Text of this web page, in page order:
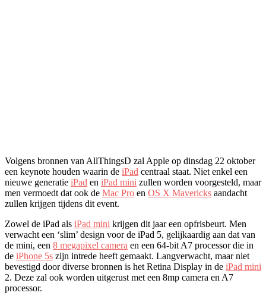
Volgens bronnen van AllThingsD zal Apple op dinsdag 22 oktober
een keynote houden waarin de iPad centraal staat. Niet enkel een
nieuwe generatie iPad en iPad mini zullen worden voorgesteld, maar
men vermoedt dat ook de Mac Pro en OS X Mavericks aandacht
zullen krijgen tijdens dit event.
Zowel de iPad als iPad mini krijgen dit jaar een opfrisbeurt. Men
verwacht een ‘slim’ design voor de iPad 5, gelijkaardig aan dat van
de mini, een 8 megapixel camera en een 64-bit A7 processor die in
de iPhone 5s zijn intrede heeft gemaakt. Langverwacht, maar niet
bevestigd door diverse bronnen is het Retina Display in de iPad mini
2. Deze zal ook worden uitgerust met een 8mp camera en A7
processor.